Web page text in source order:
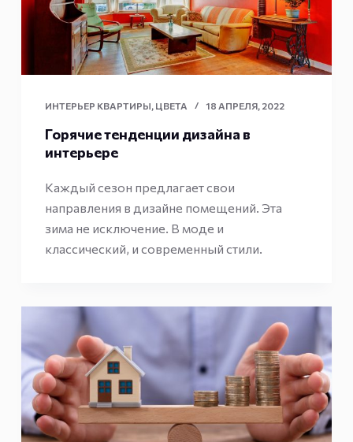
ИНТЕРЬЕР КВАРТИРЫ, ЦВЕТА 18 АПРЕЛЯ, 2022
Горячие тенденции дизайна в
интерьере
Каждый сезон предлагает свои
направления в дизайне помещений. Эта
зима не исключение. В моде и
классический, и современный стили.